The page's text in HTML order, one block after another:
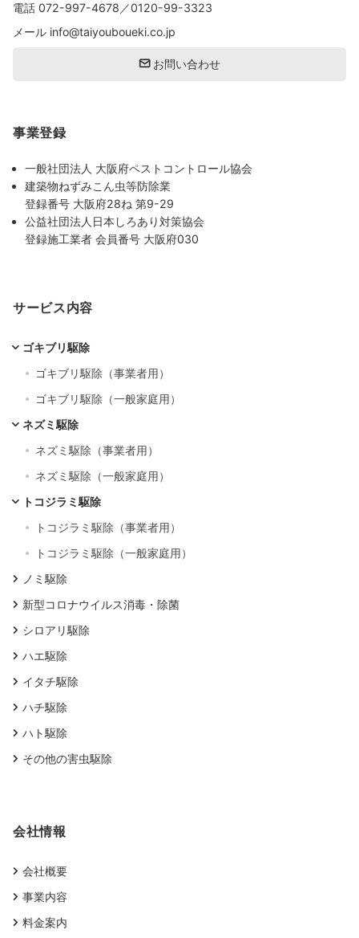
電話 072-997-4678 ／0120-99-3323
メール info@taiyouboueki.co.jp
お問い合わせ
事業登録
一般社団法人 大阪府ペストコントロール協会
建築物ねずみこん虫等防除業
登録番号 大阪府28ね 第9-29
公益社団法人日本しろあり対策協会
登録施工業者 会員番号 大阪府030
サービス内容
ゴキブリ駆除
ゴキブリ駆除（事業者用）
ゴキブリ駆除（一般家庭用）
ネズミ駆除
ネズミ駆除（事業者用）
ネズミ駆除（一般家庭用）
トコジラミ駆除
トコジラミ駆除（事業者用）
トコジラミ駆除（一般家庭用）
ノミ駆除
新型コロナウイルス消毒・除菌
シロアリ駆除
ハエ駆除
イタチ駆除
ハチ駆除
ハト駆除
その他の害虫駆除
会社情報
会社概要
事業内容
料金案内